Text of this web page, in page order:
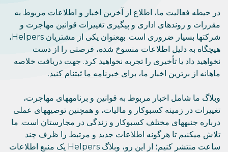
در حیطه فعالیت ما، اطلاع از آخرین اخبار و اطلاعات مربوط به
مقررات و روندهای اداری و پیگیری تغییرات قوانین مهاجرت و
شرکتها بسیار ضروری است. بهعنوان یکی از مشتریان Helpers،
هیچگاه به دلیل اطلاعات منسوخ شده، فرصتی را از دست
نخواهید داد یا تأخیری را تجربه نخواهید کرد. جهت دریافت خلاصه
ماهانه از برترین اخبار ما، برای خبرنامه ما ثبتنام کنید.
وبلاگ ما شامل اخبار مربوط به قوانین و برنامههای مهاجرت،
تغییرات در زمینه کسبوکار و مالیات، و همچنین توصیههای عملی
درباره جنبههای مختلف کسبوکار و زندگی در مجارستان است. ما
تلاش میکنیم تا هرگونه اطلاعات جدید و مرتبط را ظرف چند
ساعت منتشر کنیم؛ از این رو، وبلاگ Helpers یک منبع اطلاعات